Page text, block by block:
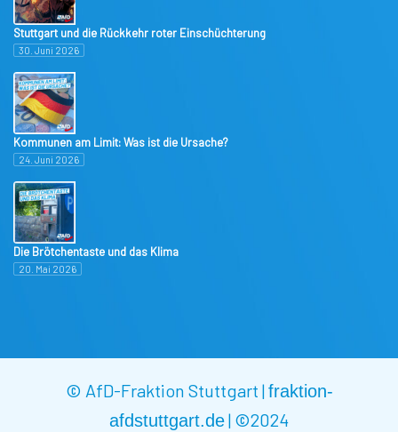
Stuttgart und die Rückkehr roter Einschüchterung
30. Juni 2026
Kommunen am Limit: Was ist die Ursache?
24. Juni 2026
Die Brötchentaste und das Klima
20. Mai 2026
© AfD-Fraktion Stuttgart |fraktion-
afdstuttgart.de| ©2024